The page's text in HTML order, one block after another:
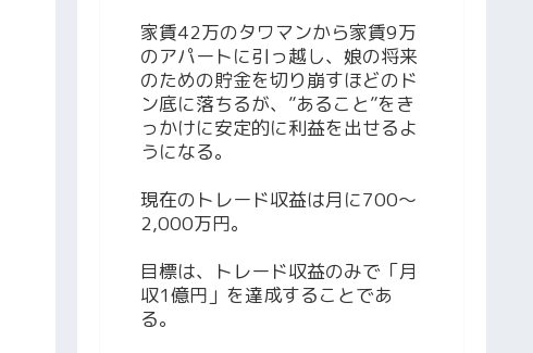
家賃42万のタワマンから家賃9万
のアパートに引っ越し、娘の将来
のための貯金を切り崩すほどのド
ン底に落ちるが、”あること”をき
っかけに安定的に利益を出せるよ
うになる。
現在のトレード収益は月に700～
2,000万円。
目標は、トレード収益のみで「月
収1億円」を達成することであ
る。